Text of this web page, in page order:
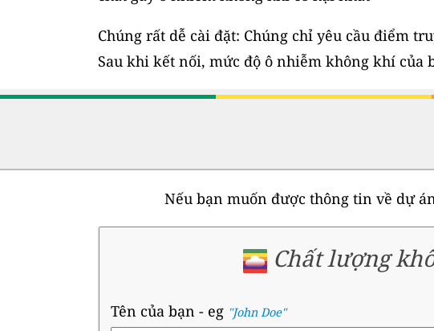
Chúng rất dễ cài đặt: Chúng chỉ yêu cầu điểm
Sau khi kết nối, mức độ ô nhiễm không khí
Nếu bạn muốn được thông tin về dự
Chất lượng
Tên của bạn - eg "John Doe"